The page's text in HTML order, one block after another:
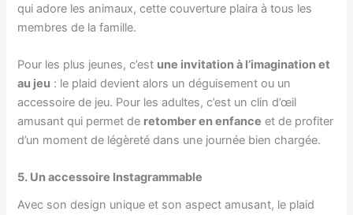
qui adore les animaux, cette couverture plaira à tous les
membres de la famille.
Pour les plus jeunes, c’est une invitation à l’imagination et
au jeu : le plaid devient alors un déguisement ou un
accessoire de jeu. Pour les adultes, c’est un clin d’œil
amusant qui permet de retomber en enfance et de profiter
d’un moment de légèreté dans une journée bien chargée.
5. Un accessoire Instagrammable
Avec son design unique et son aspect amusant, le plaid